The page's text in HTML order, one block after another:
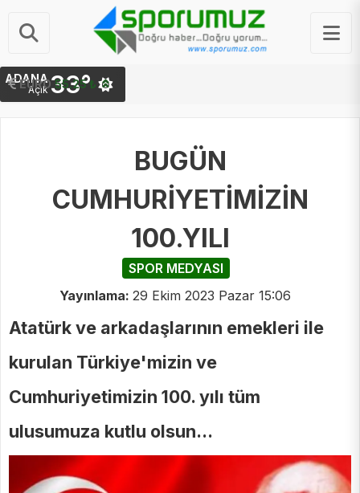
EURO 55.25 ₺
STERLIN 64.48 ₺
ADANA
Açık33°
BUGÜN
CUMHURİYETİMİZİN
100.YILI
SPOR MEDYASI
Yayınlama: 29 Ekim 2023 Pazar 15:06
Atatürk ve arkadaşlarının emekleri ile
kurulan Türkiye'mizin ve
Cumhuriyetimizin 100. yılı tüm
ulusumuza kutlu olsun...